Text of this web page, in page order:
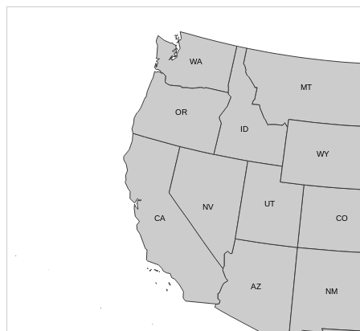
MT
ID
WA
AZ
CA CO
NV
NM
OR
UT
WY